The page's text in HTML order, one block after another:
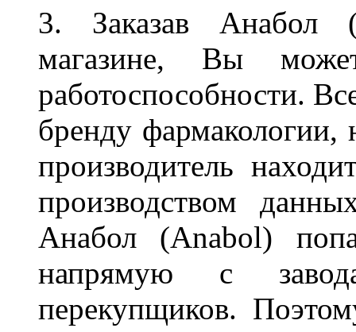
3. Заказав Анабол
магазине, Вы
работоспособности.
бренду фармакологии,
производитель
производством
Анабол (Anabol)
напрямую с
перекупщиков.